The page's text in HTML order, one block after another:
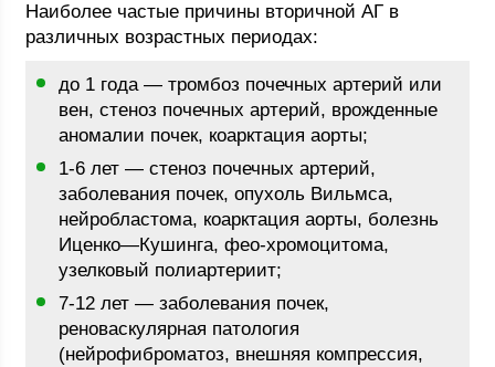
Наиболее частые причины вторичной АГ в
различных возрастных периодах:
до 1 года — тромбоз почечных артерий или
вен, стеноз почечных артерий, врожденные
аномалии почек, коарктация аорты;
1-6 лет — стеноз почечных артерий,
заболевания почек, опухоль Вильмса,
нейробластома, коарктация аорты, болезнь
Иценко—Кушинга, фео-хромоцитома,
узелковый полиартериит;
7-12 лет — заболевания почек,
реноваскулярная патология
(нейрофиброматоз, внешняя компрессия,